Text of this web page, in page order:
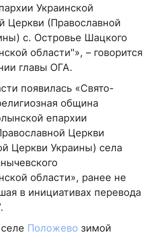
Украинской
Церкви (Православной
с. Островье Шацкого
области"», – говорится
главы ОГА.
появилась «Свято-
община
епархии
Церкви
Церкви Украины) села
области», ранее не
в инициативах перевода
Положево зимой